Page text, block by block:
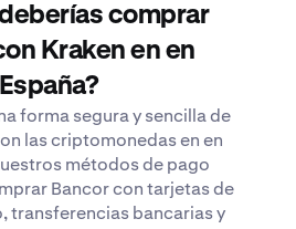
comprar
Kraken en en
España?
forma segura y sencilla de
las criptomonedas en en
métodos de pago
Bancor con tarjetas de
transferencias bancarias y